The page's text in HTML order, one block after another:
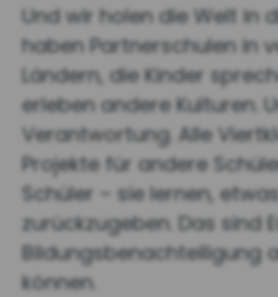
Und wir holen die Welt in
haben Partnerschulen in
Ländern, die Kinder
erleben andere Kulturen.
Verantwortung. Alle
Projekte für andere
Schüler – sie lernen, etwas
zurückzugeben. Das sind
Bildungsbenachteiligung
können.